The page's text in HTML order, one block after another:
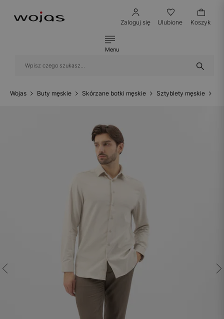
Zaloguj się Ulubione Koszyk
Menu
Wojas Buty męskie Skórzane botki męskie Sztyblety męskie